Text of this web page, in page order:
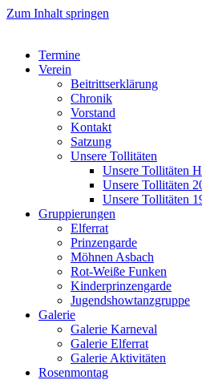
Zum Inhalt springen
Termine
Verein
Beitrittserklärung
Chronik
Vorstand
Kontakt
Satzung
Unsere Tollitäten
Unsere Tollitäten
Unsere Tollitäten
Unsere Tollitäten
Gruppierungen
Elferrat
Prinzengarde
Möhnen Asbach
Rot-Weiße Funken
Kinderprinzengarde
Jugendshowtanzgruppe
Galerie
Galerie Karneval
Galerie Elferrat
Galerie Aktivitäten
Rosenmontag